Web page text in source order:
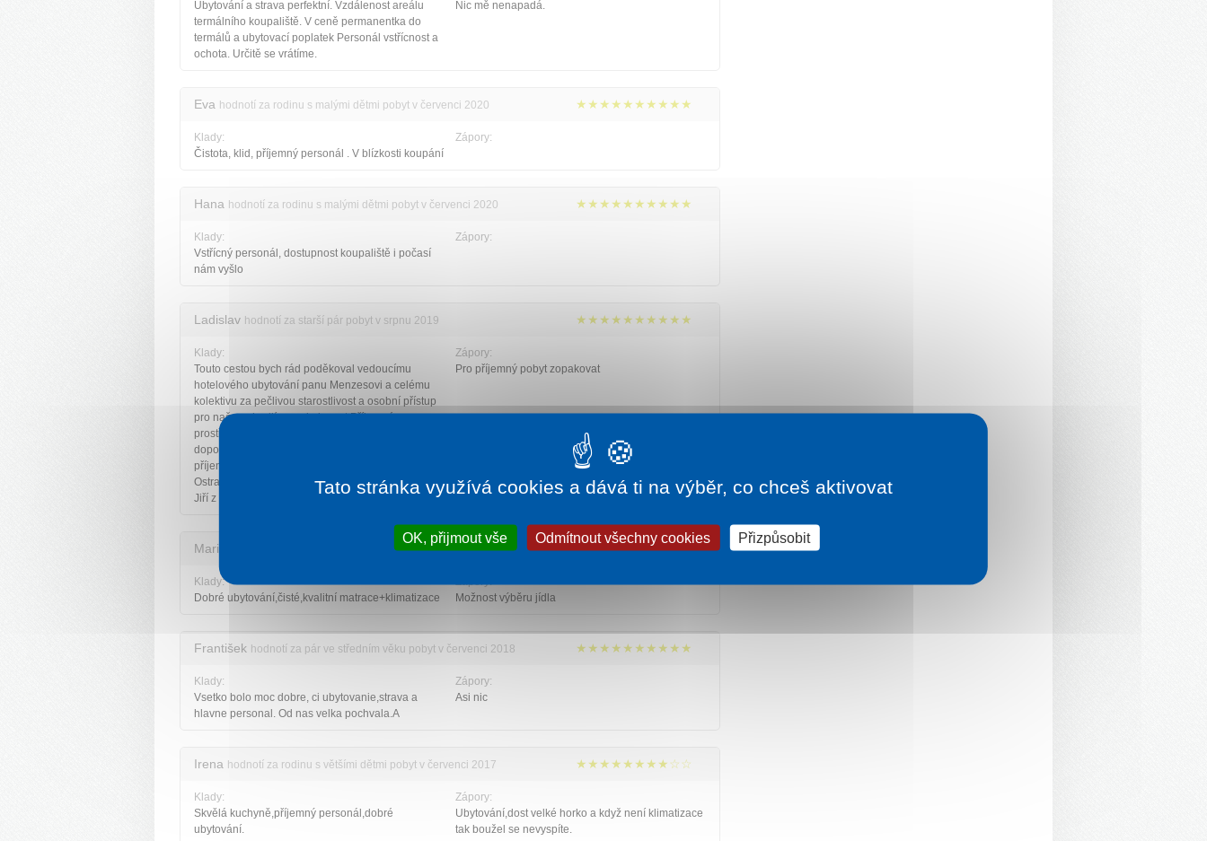
Ubytování a strava perfektní. Vzdálenost areálu
termálního koupaliště. V ceně permanentka do
termálů a ubytovací poplatek Personál vstřícnost a
ochota. Určitě se vrátíme.
Nic mě nenapadá.
Eva hodnotí za rodinu s malými dětmi pobyt v červenci 2020 ★★★★★★★★★★
Klady:
Čistota, klid, příjemný personál . V blízkosti koupání
Zápory:
Hana hodnotí za rodinu s malými dětmi pobyt v červenci 2020 ★★★★★★★★★★
Klady:
Vstřícný personál, dostupnost koupaliště i počasí
nám vyšlo
Zápory:
Ladislav hodnotí za starší pár pobyt v srpnu 2019 ★★★★★★★★★★
Klady:
Touto cestou bych rád poděkoval vedoucímu
hotelového ubytování panu Menzesovi a celému
kolektivu za pečlivou starostlivost a osobní přístup
pro naše pohodlí a spokojenost.Příjemné
prostředí,výborné jídlo.Byli jsme moc spokojeni-
doporučuji a budeme se tam rádi vracet. Děkuji za
příjemnou dovolenou i cestovní kanceláři Rekrea
Ostrava za doporučení. Dr.Vajda z Ostravy Fízek
Jiří z Města Albrechtice
Zápory:
Pro příjemný pobyt zopakovat
Marie hodnotí za starší pár pobyt v červnu 2019 ★★★★★★★★☆☆
Klady:
Dobré ubytování,čisté,kvalitní matrace+klimatizace
Zápory:
Možnost výběru jídla
František hodnotí za pár ve středním věku pobyt v červenci 2018 ★★★★★★★★★★
Klady:
Vsetko bolo moc dobre, ci ubytovanie,strava a
hlavne personal. Od nas velka pochvala.A
Zápory:
Asi nic
Irena hodnotí za rodinu s většími dětmi pobyt v červenci 2017 ★★★★★★★★☆☆
Klady:
Skvělá kuchyně,příjemný personál,dobré
ubytování.
Zápory:
Ubytování,dost velké horko a když není klimatizace
tak boužel se nevyspíte.
Tato stránka využívá cookies a dává ti na výběr, co chceš aktivovat
OK, přijmout vše Odmítnout všechny cookies Přizpůsobit